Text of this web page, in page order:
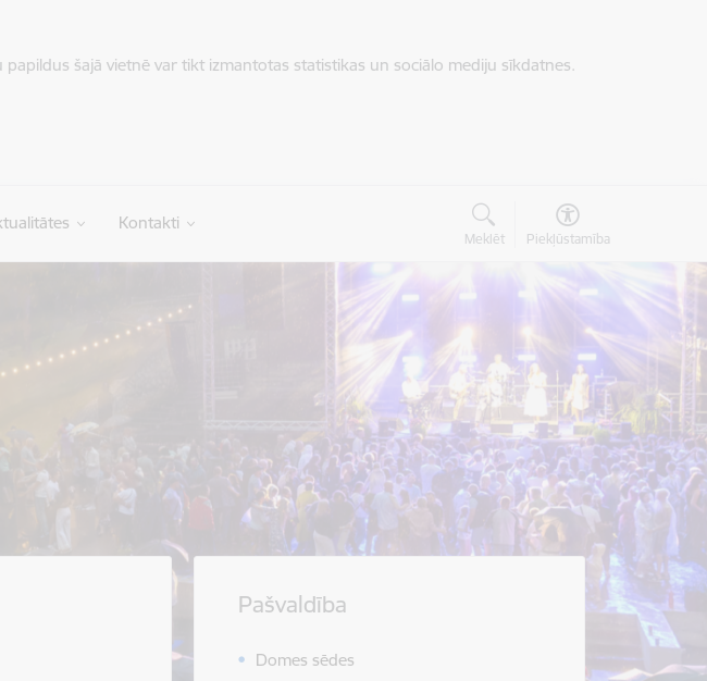
šajā vietnē var tikt izmantotas statistikas un sociālo mediju sīkdatnes.
Kontakti
Meklēt Piekļūstamība
Pašvaldība
Domes sēdes